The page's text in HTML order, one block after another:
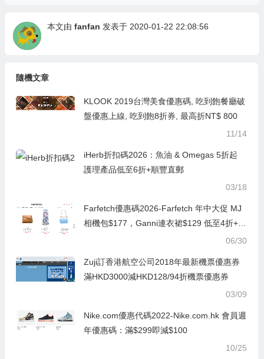
本文由 fanfan 发表于 2020-01-22 22:08:56
隨機文章
KLOOK 2019台灣美食優惠碼, 吃到飽餐廳破
盤優惠上線, 吃到飽8折券, 最高折NT$ 800
11/14
iHerb折扣碼2026：魚油 & Omegas 5折起
護理產品低至6折+順豐直郵
03/18
Farfetch優惠碼2026-Farfetch 年中大促 MJ
相機包$177，Ganni連衣裙$129 低至4折+曬
06/30
Zuji訂香港航空公司2018年最新機票優惠券
滿HKD3000減HKD128/94折機票優惠券
03/09
Nike.com優惠代碼2022-Nike.com.hk 會員週
年優惠碼：滿$299即減$100
10/25